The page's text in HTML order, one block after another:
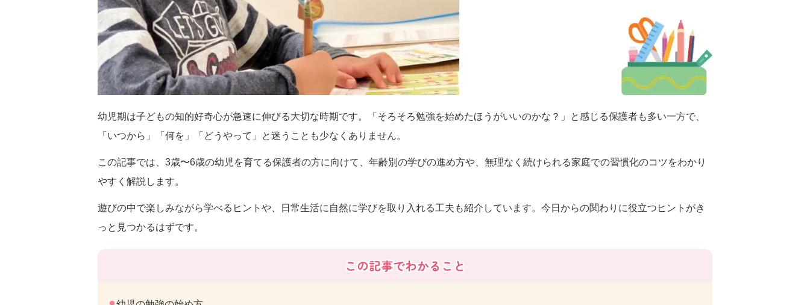
幼児期は子どもの知的好奇心が急速に伸びる大切な時期です。「そろそろ勉強を始めたほうがいいのかな？」と感じる保護者も多い一方で、
「いつから」「何を」「どうやって」と迷うことも少なくありません。
この記事では、3歳〜6歳の幼児を育てる保護者の方に向けて、年齢別の学びの進め方や、無理なく続けられる家庭での習慣化のコツをわかり
やすく解説します。
遊びの中で楽しみながら学べるヒントや、日常生活に自然に学びを取り入れる工夫も紹介しています。今日からの関わりに役立つヒントがき
っと見つかるはずです。
この記事でわかること